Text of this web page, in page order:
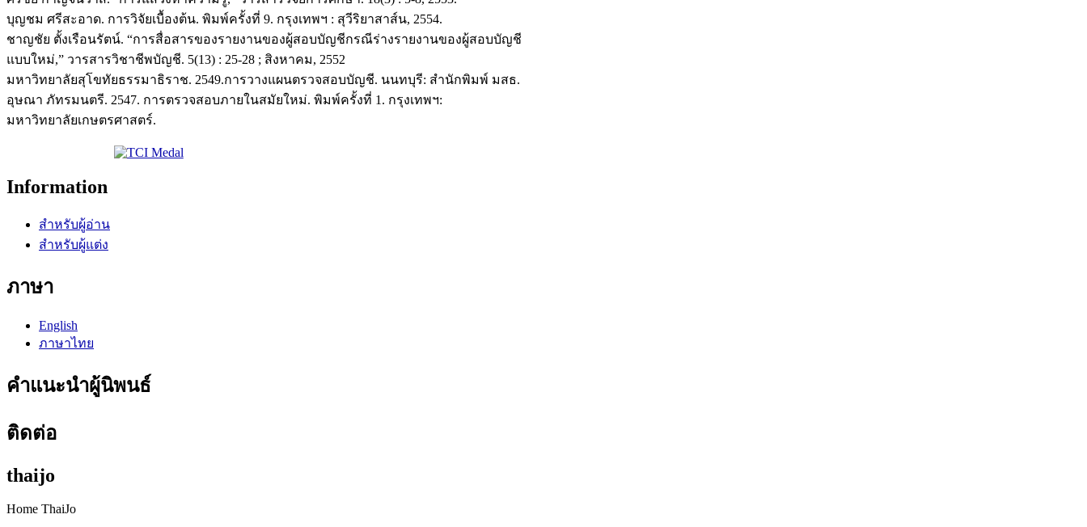
บุญชม ศรีสะอาด. การวิจัยเบื้องต้น. พิมพ์ครั้งที่ 9. กรุงเทพฯ : สุวีริยาสาส์น, 2554.
ชาญชัย ตั้งเรือนรัตน์. “การสื่อสารของรายงานของผู้สอบบัญชีกรณีร่างรายงานของผู้สอบบัญชี
แบบใหม่,” วารสารวิชาชีพบัญชี. 5(13) : 25-28 ; สิงหาคม, 2552
มหาวิทยาลัยสุโขทัยธรรมาธิราช. 2549.การวางแผนตรวจสอบบัญชี. นนทบุรี: สำนักพิมพ์ มสธ.
อุษณา ภัทรมนตรี. 2547. การตรวจสอบภายในสมัยใหม่. พิมพ์ครั้งที่ 1. กรุงเทพฯ:
มหาวิทยาลัยเกษตรศาสตร์.
Information
สำหรับผู้อ่าน
สำหรับผู้แต่ง
ภาษา
English
ภาษาไทย
คำแนะนำผู้นิพนธ์
ติดต่อ
thaijo
Home ThaiJo